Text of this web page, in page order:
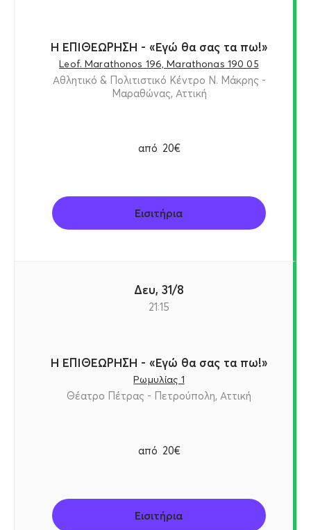
Η ΕΠΙΘΕΩΡΗΣΗ - «Εγώ θα σας τα πω!»
Leof. Marathonos 196, Marathonas 190 05
Αθλητικό & Πολιτιστικό Κέντρο Ν. Μάκρης -
Μαραθώνας, Αττική
από 20€
Εισιτήρια
Δευ, 31/8
21:15
Η ΕΠΙΘΕΩΡΗΣΗ - «Εγώ θα σας τα πω!»
Ρωμυλίας 1
Θέατρο Πέτρας - Πετρούπολη, Αττική
από 20€
Εισιτήρια